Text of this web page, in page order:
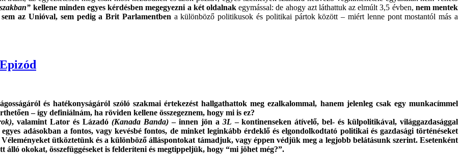
kellene minden egyes kérdésben megegyezni a két oldalnakegymással: de ahogy azt láthattuk az elmúlt 3,5 évben, nem mentek
az Unióval, sem pedig a Brit Parlamentben a különböző politikusok és politikai pártok között – miért lenne pont mostantól más a
és hatékonyságáról szóló szakmai értekezést hallgathattok meg ezalkalommal, hanem jelenleg csak egy munkacímmel
– így definiálnám, ha röviden kellene összegeznem, hogy mi is ez?
, valamint Lator és Lázadó(Kanada Banda) – innen jön a 3L – kontinenseken átívelő, bel- és külpolitikával, világgazdasággal
egyes adásokban a fontos, vagy kevésbé fontos, de minket leginkább érdeklő és elgondolkodtató politikai és gazdasági történéseket
Véleményeket ütköztetünk és a különböző álláspontokat támadjuk, vagy éppen védjük meg a legjobb belátásunk szerint. Esetenként
okokat, összefüggéseket is felderíteni és megtippeljük, hogy “mi jöhet még?”.